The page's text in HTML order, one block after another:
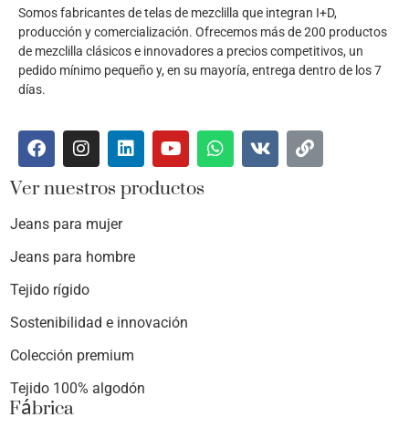
Somos fabricantes de telas de mezclilla que integran I+D,
producción y comercialización. Ofrecemos más de 200 productos
de mezclilla clásicos e innovadores a precios competitivos, un
pedido mínimo pequeño y, en su mayoría, entrega dentro de los 7
días.
Ver nuestros productos
Jeans para mujer
Jeans para hombre
Tejido rígido
Sostenibilidad e innovación
Colección premium
Tejido 100% algodón
Fábrica